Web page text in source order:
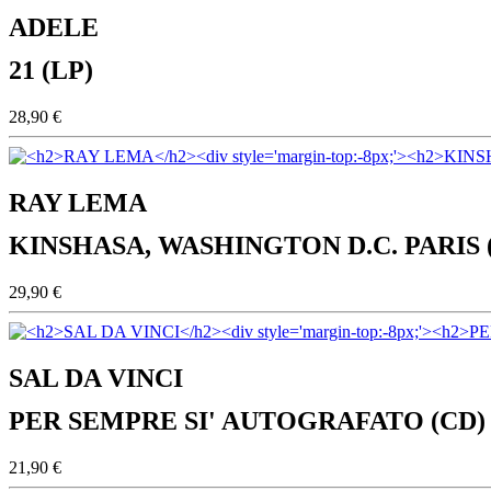
ADELE
21 (LP)
28,90 €
RAY LEMA
KINSHASA, WASHINGTON D.C. PARIS
29,90 €
SAL DA VINCI
PER SEMPRE SI' AUTOGRAFATO (CD)
21,90 €